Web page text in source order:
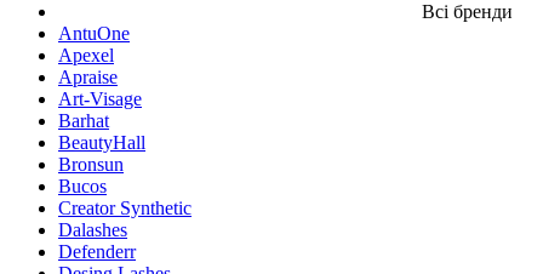
Всі бренди
AntuOne
Apexel
Apraise
Art-Visage
Barhat
BeautyHall
Bronsun
Bucos
Creator Synthetic
Dalashes
Defenderr